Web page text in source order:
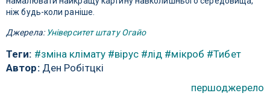
ніж будь-коли раніше.
Джерела: Університет штату Огайо
Теги: #зміна клімату #вірус #лід #мікроб #Тибет
Автор:Ден Робітцкі
першоджерело